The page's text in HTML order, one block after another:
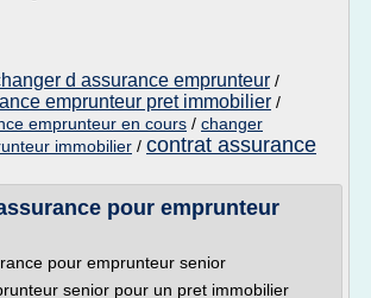
d assurance emprunteur /
emprunteur pret immobilier /
emprunteur en cours / changer
immobilier / contrat assurance
pour emprunteur
pour emprunteur senior
senior pour un pret immobilier